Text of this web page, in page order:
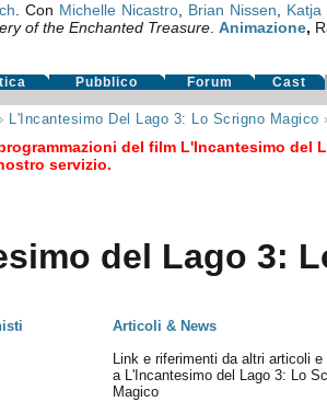
. Con Michelle Nicastro, Brian Nissen
Katja
of the Enchanted Treasure. Animazione,
Pubblico Forum Cast
L'Incantesimo Del Lago 3: Lo Scrigno Magico
del film L'Incantesimo del
servizio.
del Lago 3:
Articoli & News
Link e riferimenti da altri articoli e
a L'Incantesimo del Lago 3: Lo
Magico